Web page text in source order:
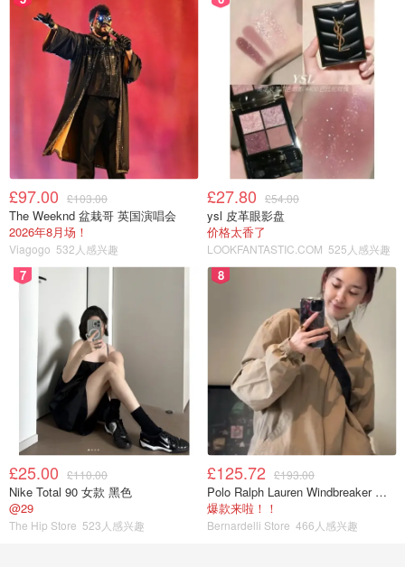
£97.00 £103.00
The Weeknd 盆栽哥 英国演唱会
2026年8月场！
Viagogo 532人感兴趣
£27.80 £54.00
ysl 皮革眼影盘
价格太香了
LOOKFANTASTIC.COM 525人感兴趣
7
£25.00 £110.00
Nike Total 90 女款 黑色
@29
The Hip Store 523人感兴趣
8
£125.72 £193.00
Polo Ralph Lauren Windbreaker 夹克 薄款
爆款来啦！！
Bernardelli Store 466人感兴趣